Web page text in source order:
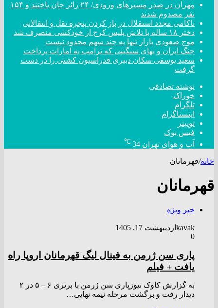
مهران در صدر مسیر‌های ورودی/ ۲۴ زائر جان باختند و ۱۵۴
نفر مصدوم شدند
ناکامی مجدد استقلال در باز کردن پنجره نقل و انتقالاتی
دختر ‌۱۸‌ ‌ساله‌ با تلاش پلیس کرج از خودکشی منصرف شد
موج صعودی بازار تنها به چند سهم محدود نیست
جنگ ایران و بهای سنگینی که ترامپ به امارات پرداخت
سعید یوسفی سکان دبیری فدراسیون کشتی را در دست
گرفت
نوشته تصادفی
خوراک
تلگرام
اینستاگرام
توییتر
فیس بوک
آب و هوای تهران 34
℃
خانه/قهرمانان
قهرمانان
خبر ویژه
kavak اردیبهشت 17, 1405
0
پاری سن ژرمن به فینال لیگ قهرمانان اروپا راه
یافت + فیلم
به گزارش کاوک نیوزپاری سن ژرمن با برتری ۶ – ۵ در ۲
دیدار رفت و برگشت مرحله نیمه نهایی…